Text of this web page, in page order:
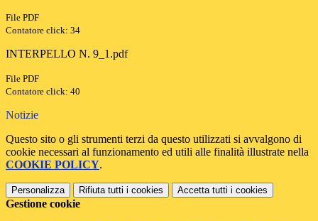
File PDF
Contatore click: 34
INTERPELLO N. 9_1.pdf
File PDF
Contatore click: 40
Notizie
Questo sito o gli strumenti terzi da questo utilizzati si avvalgono di
cookie necessari al funzionamento ed utili alle finalità illustrate nella
COOKIE POLICY.
Personalizza Rifiuta tutti i cookies Accetta tutti i cookies
Gestione cookie